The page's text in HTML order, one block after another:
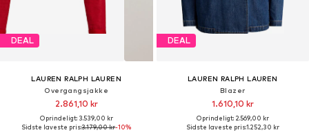
DEAL
LAUREN RALPH LAUREN
Overgangsjakke
2.861,10 kr
Oprindeligt: 3.539,00 kr
Sidste laveste pris:3.179,00 kr-10%
DEAL
LAUREN RALPH LAUREN
Blazer
1.610,10 kr
Oprindeligt: 2.569,00 kr
Sidste laveste pris:1.252,30 kr